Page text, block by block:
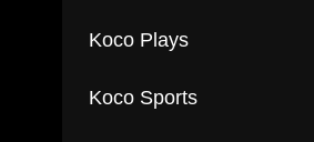
Koco Plays
Koco Sports